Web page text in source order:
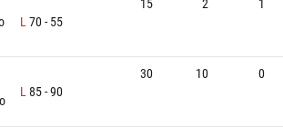
L70- 55
L85-90
30 10 0